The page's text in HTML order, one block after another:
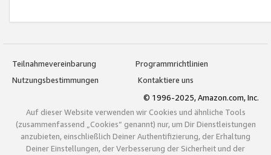
Teilnahmevereinbarung
Programmrichtlinien
Nutzungsbestimmungen
Kontaktiere uns
© 1996-2025, Amazon.com, Inc.
Auf dieser Website verwenden wir Cookies und ähnliche Tools
(zusammenfassend „Cookies“ genannt) nur, um Dir Dienstleistungen
anzubieten, einschließlich Deiner Authentifizierung, der Erhaltung
Deiner Einstellungen, der Verbesserung der Sicherheit und der